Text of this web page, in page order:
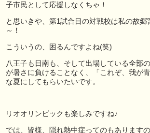
子市民として応援しなくちゃ！
と思いきや、第1試合目の対戦校は私の故郷
～！
こういうの、困るんですよね(笑)
八王子も日南も、そして出場している全部
が暑さに負けることなく、「これぞ、我が
な夏にしてもらいたいです。
リオオリンピックも楽しみですね♪
では、皆様、隠れ熱中症ってのもあります